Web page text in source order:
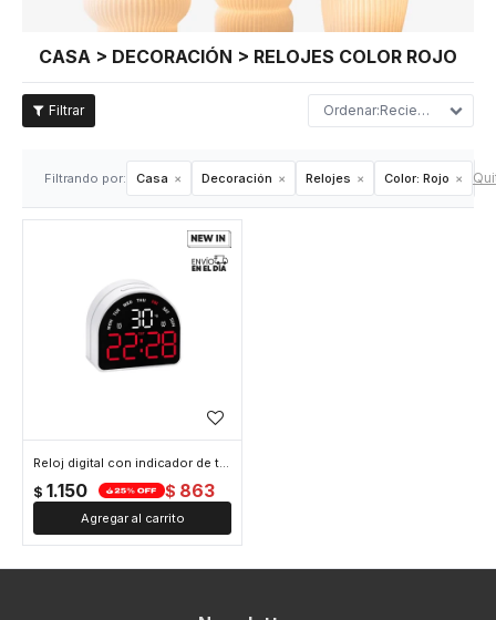
CASA > DECORACIÓN > RELOJES COLOR ROJO
Recientes
Filtrando por: Casa Decoración Relojes Color: Rojo
Reloj digital con indicador de temperatura Arco - Rojo
$ 1.150 $ 863